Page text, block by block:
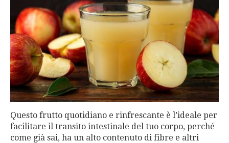
Questo frutto quotidiano e rinfrescante è l’ideale per
facilitare il transito intestinale del tuo corpo, perché
come già sai, ha un alto contenuto di fibre e altri